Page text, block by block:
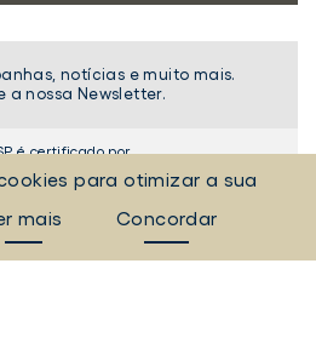
notícias e muito mais.
a nossa Newsletter.
é certificado por
para otimizar a sua
mais Concordar